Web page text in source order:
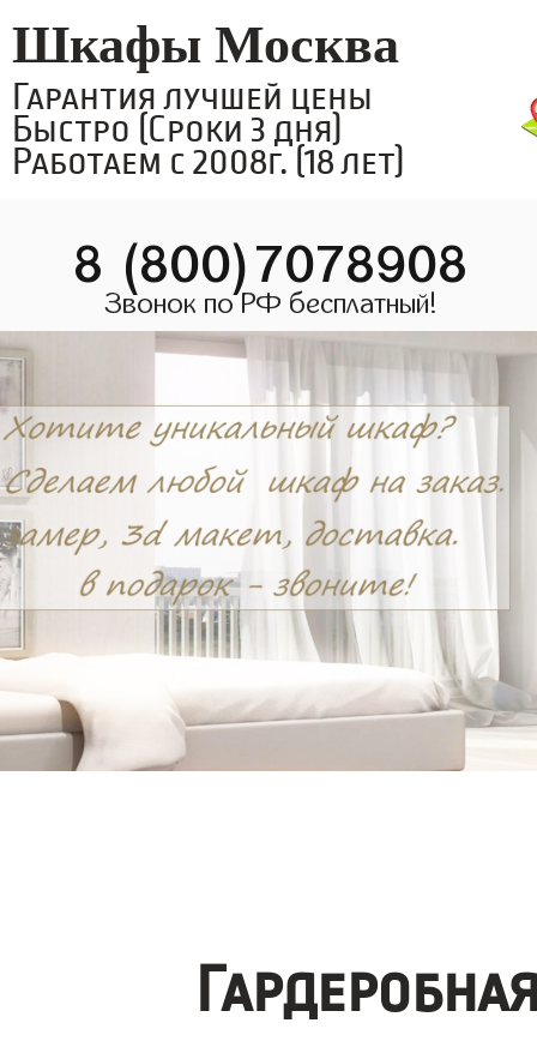
Шкафы Москва
Гарантия лучшей цены
Быстро (Сроки 3 дня)
Работаем с 2008г. (18 лет)
8 (800)7078908
Звонок по РФ бесплатный!